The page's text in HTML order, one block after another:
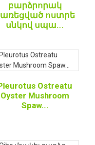
բարձրորակ
ոստրե
սնկով սպա...
Ostreatu
Oyster Mushroom
Spaw...